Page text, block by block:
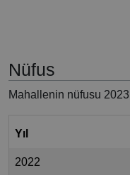
Nüfus
Mahallenin nüfusu
Yıl
2022